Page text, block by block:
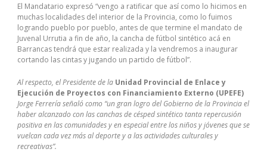
El Mandatario expresó “vengo a ratificar que así como lo hicimos en
muchas localidades del interior de la Provincia, como lo fuimos
logrando pueblo por pueblo, antes de que termine el mandato de
Juvenal Urrutia a fin de año, la cancha de fútbol sintético acá en
Barrancas tendrá que estar realizada y la vendremos a inaugurar
cortando las cintas y jugando un partido de fútbol”.
Al respecto, el Presidente de la Unidad Provincial de Enlace y
Ejecución de Proyectos con Financiamiento Externo (UPEFE)
Jorge Ferrería señaló como “un gran logro del Gobierno de la Provincia el
haber alcanzado con las canchas de césped sintético tanta repercusión
positiva en las comunidades y en especial entre los niños y jóvenes que se
vuelcan cada vez más al deporte y a las actividades culturales y
recreativas”.